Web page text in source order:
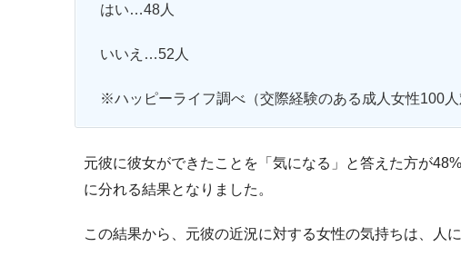
はい…48人
いいえ…52人
※ハッピーライフ調べ（交際経験のある成人女性100人
元彼に彼女ができたことを「気になる」と答えた方が
に分れる結果となりました。
この結果から、元彼の近況に対する女性の気持ちは、人